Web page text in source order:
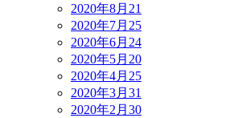
2020年8月 21
2020年7月 25
2020年6月 24
2020年5月 20
2020年4月 25
2020年3月 31
2020年2月 30